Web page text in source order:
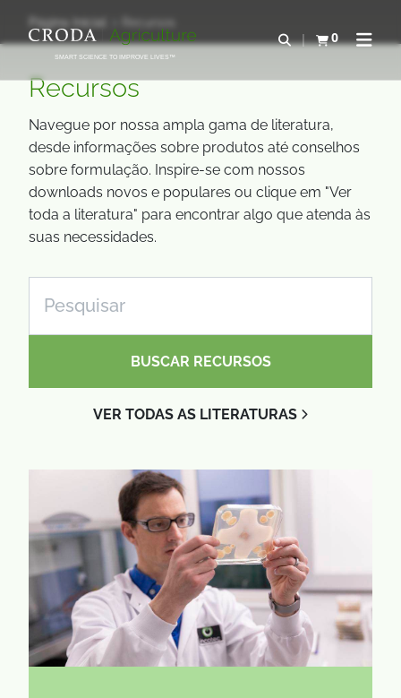
PARA
CONTEÚDO
PARA
MENU
SMART SCIENCE TO IMPROVE LIVES™
Abrir pesquisa
0
Exibir cesta
Abrir
Página Inicial
Recursos
Navegue por nossa ampla gama de literatura,
desde informações sobre produtos até conselhos
sobre formulação. Inspire-se com nossos
downloads novos e populares ou clique em "Ver
toda a literatura" para encontrar algo que atenda às
suas necessidades.
BUSCAR RECURSOS
VER TODAS AS LITERATURAS